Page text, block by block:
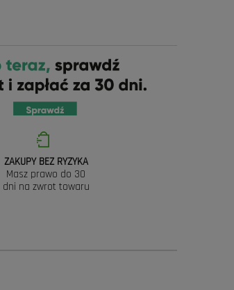
ZAKUPY BEZ RYZYKA
Masz prawo do 30
dni na zwrot towaru